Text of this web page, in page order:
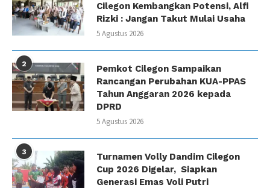
Cilegon Kembangkan Potensi, Alfi
Rizki : Jangan Takut Mulai Usaha
5 Agustus 2026
2
Pemkot Cilegon Sampaikan
Rancangan Perubahan KUA-PPAS
Tahun Anggaran 2026 kepada
DPRD
5 Agustus 2026
3
Turnamen Volly Dandim Cilegon
Cup 2026 Digelar, Siapkan
Generasi Emas Voli Putri